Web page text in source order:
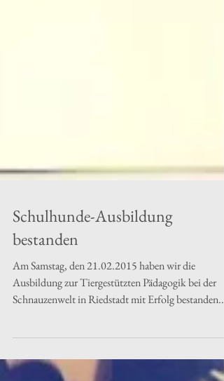
Schulhunde-Ausbildung
bestanden
Am Samstag, den 21.02.2015 haben wir die
Schnauzenwelt in Riedstadt mit Erfolg bestanden....